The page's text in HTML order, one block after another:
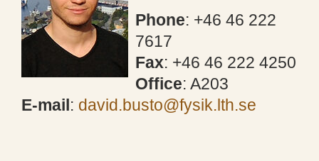
Phone: +46 46 222
7617
Fax: +46 46 222 4250
Office: A203
E-mail : david.busto@fysik.lth.se